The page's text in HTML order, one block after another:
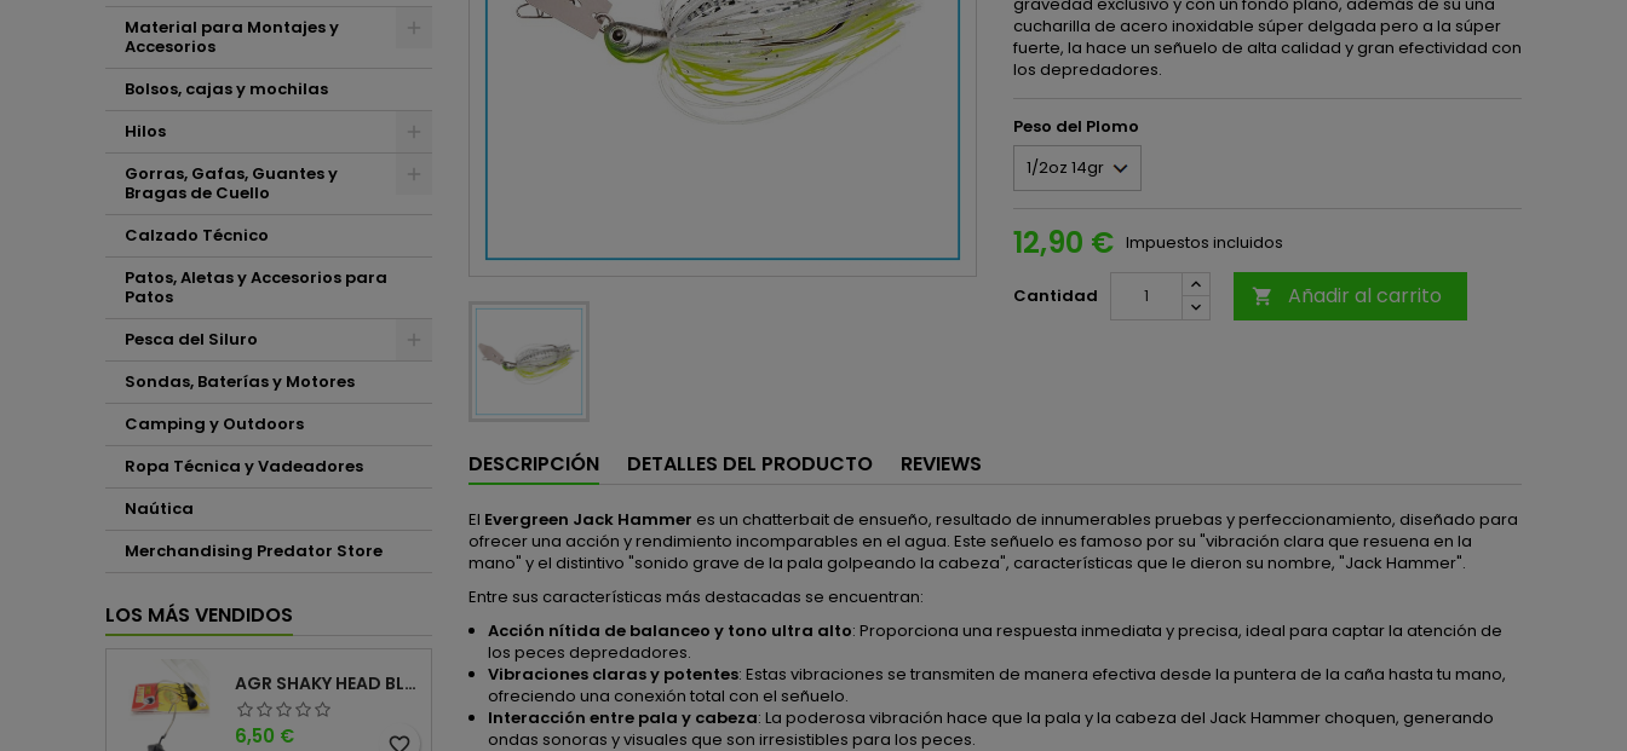
Material para Montajes y
Accesorios
Bolsos, cajas y mochilas
Hilos
Gorras, Gafas, Guantes y
Bragas de Cuello
Calzado Técnico
Patos, Aletas y Accesorios para
Patos
Pesca del Siluro
Sondas, Baterías y Motores
Camping y Outdoors
Ropa Técnica y Vadeadores
Naútica
Merchandising Predator Store
LOS MÁS VENDIDOS
AGR SHAKY HEAD BLACK 4PK
Precio
6,50 € favorite_border
cucharilla de acero inoxidable súper delgada pero a la súper
fuerte, la hace un señuelo de alta calidad y gran efectividad con
los depredadores.
Peso del Plomo
12,90 € Impuestos incluidos
Cantidad  Añadir al carrito
DESCRIPCIÓN DETALLES DEL PRODUCTO REVIEWS
El Evergreen Jack Hammer es un chatterbait de ensueño, resultado de innumerables pruebas y perfeccionamiento, diseñado para
ofrecer una acción y rendimiento incomparables en el agua. Este señuelo es famoso por su "vibración clara que resuena en la
mano" y el distintivo "sonido grave de la pala golpeando la cabeza", características que le dieron su nombre, "Jack Hammer".
Entre sus características más destacadas se encuentran:
Acción nítida de balanceo y tono ultra alto: Proporciona una respuesta inmediata y precisa, ideal para captar la atención de
los peces depredadores.
Vibraciones claras y potentes: Estas vibraciones se transmiten de manera efectiva desde la puntera de la caña hasta tu mano,
ofreciendo una conexión total con el señuelo.
Interacción entre pala y cabeza: La poderosa vibración hace que la pala y la cabeza del Jack Hammer choquen, generando
ondas sonoras y visuales que son irresistibles para los peces.